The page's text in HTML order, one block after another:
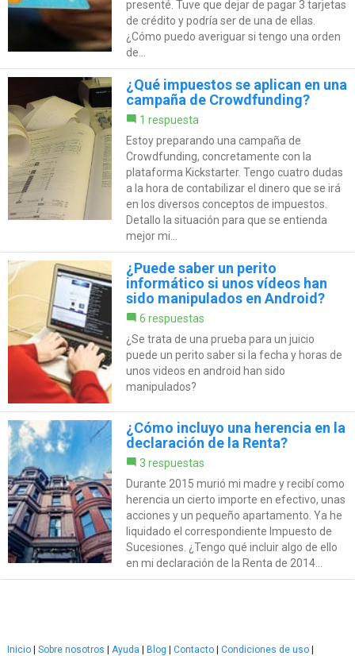
presenté. Tuve que dejar de pagar 3 tarjetas
de crédito y podría ser de una de ellas.
¿Cómo puedo averiguar si tengo una orden
de...
¿Qué impuestos se aplican en una
campaña de Crowdfunding?
1 respuesta
Estoy preparando una campaña de
Crowdfunding, concretamente con la
plataforma Kickstarter. Tengo cuatro dudas
a la hora de contabilizar el dinero que se irá
en los diversos conceptos de impuestos.
Detallo la situación para que se entienda
mejor mi...
¿Puede saber un perito
informático si unos vídeos han
sido manipulados en Android?
6 respuestas
¿Se trata de una prueba para un juicio
puede un perito saber si la fecha y horas de
unos videos en android han sido
manipulados?
¿Cómo incluyo una herencia en la
declaración de la Renta?
3 respuestas
Durante 2015 murió mi madre y recibí como
herencia un cierto importe en efectivo, unas
acciones y un pequeño apartamento. Ya he
liquidado el correspondiente Impuesto de
Sucesiones. ¿Tengo qué incluir algo de ello
en mi declaración de la Renta de 2014...
Inicio | Sobre nosotros | Ayuda | Blog | Contacto | Condiciones de uso |